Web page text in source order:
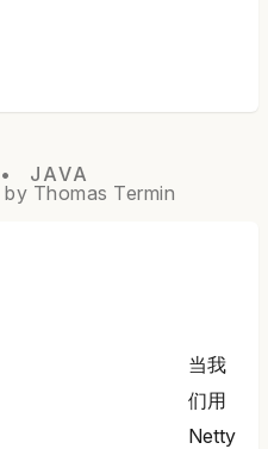
JAVA
by Thomas Termin
当我
们用
Netty